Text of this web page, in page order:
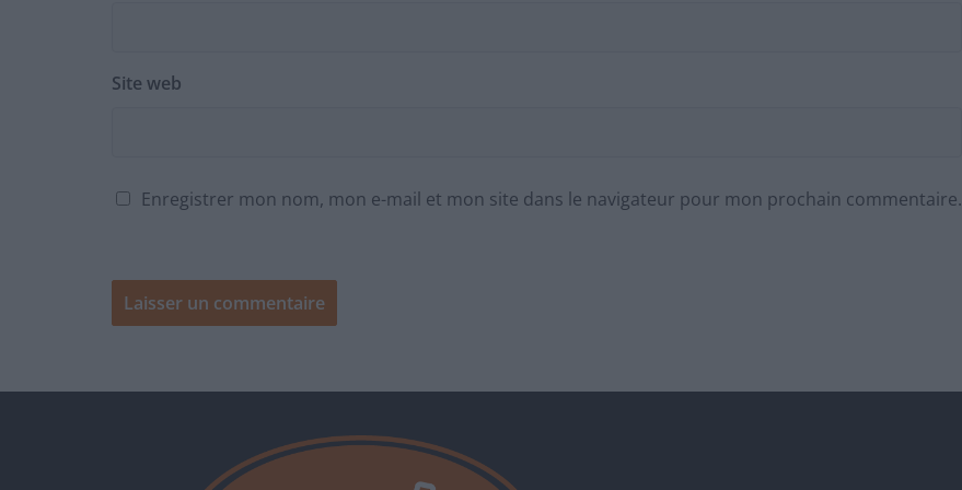
Site web
Enregistrer mon nom, mon e-mail et mon site dans le navigateur pour mon prochain commentaire.